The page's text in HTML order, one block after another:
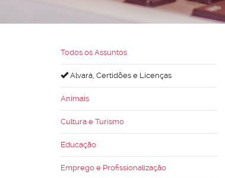
Todos os Assuntos
Alvará, Certidões e Licenças
Animais
Cultura e Turismo
Educação
Emprego e Profissionalização